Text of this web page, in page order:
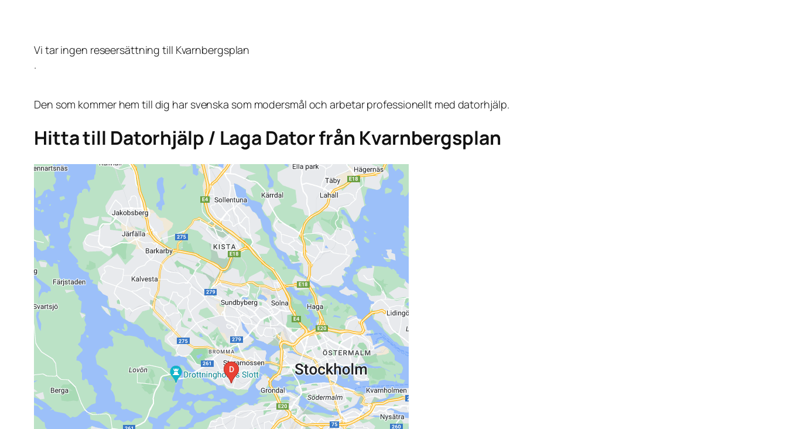
Vi tar ingen reseersättning till Kvarnbergsplan
.
Den som kommer hem till dig har svenska som modersmål och arbetar professionellt med datorhjälp.
Hitta till Datorhjälp / Laga Dator från Kvarnbergsplan